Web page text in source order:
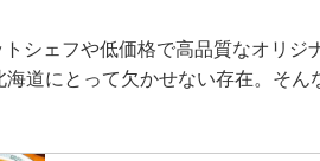
シェフや低価格で高品質なオリジ
道にとって欠かせない存在。そん